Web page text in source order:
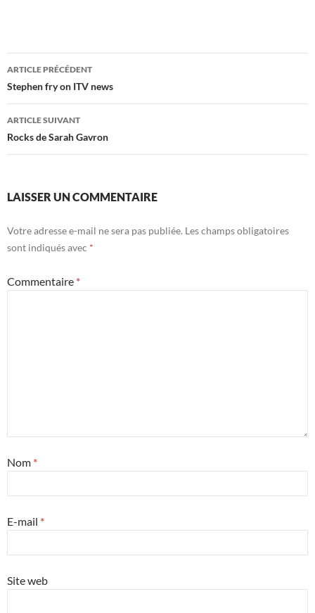
Navigation
des
articles
ARTICLE PRÉCÉDENT
Stephen fry on ITV news
ARTICLE SUIVANT
Rocks de Sarah Gavron
LAISSER UN COMMENTAIRE
Votre adresse e-mail ne sera pas publiée. Les champs obligatoires
sont indiqués avec *
Commentaire *
Nom *
E-mail *
Site web